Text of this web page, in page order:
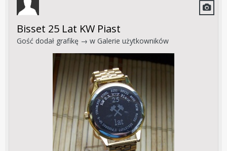
Bisset 25 Lat KW Piast
Gość dodał grafikę → w Galerie użytkowników